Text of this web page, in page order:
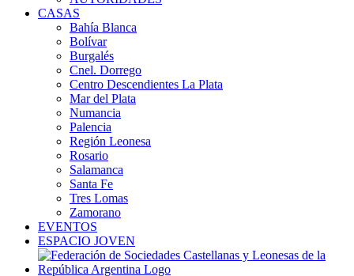
CASAS
Bahía Blanca
Bolívar
Burgalés
Cnel. Dorrego
Centro Descendientes La Plata
Mar del Plata
Numancia
Palencia
Región Leonesa
Rosario
Salamanca
Santa Fe
Tres Lomas
Zamorano
EVENTOS
ESPACIO JOVEN